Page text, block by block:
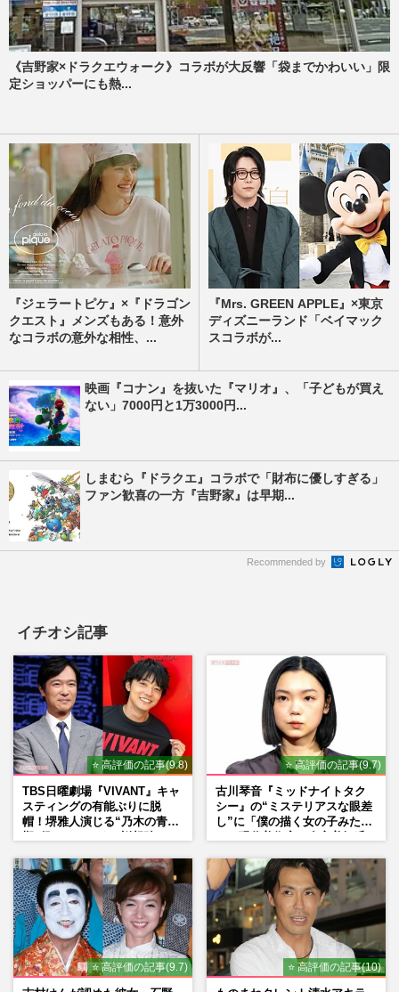
《吉野家×ドラクエウォーク》コラボが大反響「袋までかわいい」限
定ショッパーにも熱...
『ジェラートピケ』×『ドラゴン
クエスト』メンズもある！意外
なコラボの意外な相性、...
『Mrs. GREEN APPLE』×東京
ディズニーランド「ベイマック
スコラボが...
映画『コナン』を抜いた『マリオ』、「子どもが買え
ない」7000円と1万3000円...
しまむら『ドラクエ』コラボで「財布に優しすぎる」
ファン歓喜の一方『吉野家』は早期...
Recommended by
イチオシ記事
⭐ 高評価の記事(9.8)
TBS日曜劇場『VIVANT』キャ
スティングの有能ぶりに脱
帽！堺雅人演じる“乃木の青年
マン長男・櫻井海音だった
⭐ 高評価の記事(9.7)
古川琴音『ミッドナイトタク
シー』の“ミステリアスな眼差
し”に「僕の描く女の子みた
⭐ 高評価の記事(9.7) ⭐ 高評価の記事(10)